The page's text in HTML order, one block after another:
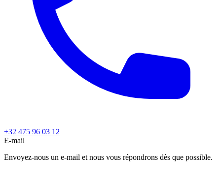
+32 475 96 03 12
E-mail
Envoyez-nous un e-mail et nous vous répondrons dès que possible.